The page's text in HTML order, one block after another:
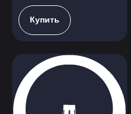
Купить